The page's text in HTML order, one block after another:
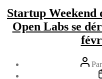
Startup
Open Labs se
Auteur
de
Par